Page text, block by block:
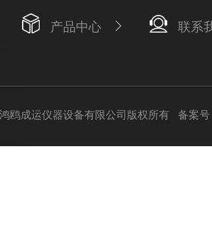
产品中心 联系
鸥成运仪器设备有限公司版权所有 备案号